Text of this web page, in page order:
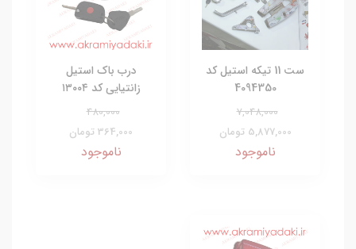
ست 11 تیکه استیل کد
4094350
7,048,000
5,877,000 تومان
ناموجود
درب باک استیل
زانتیایی کد ۱۳۰۰۴
480,000
364,000 تومان
ناموجود